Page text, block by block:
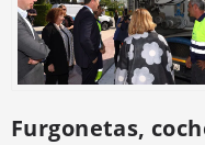
Furgonetas,